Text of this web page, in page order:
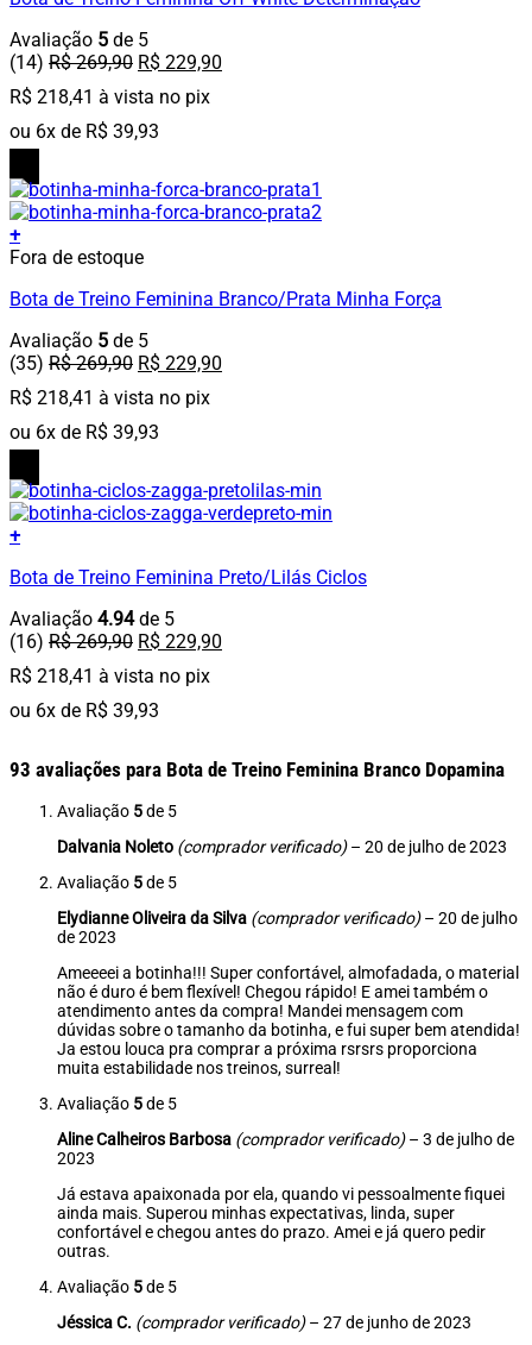
variantes.
As
opções
ser
na
página
do
produto
Avaliação 5 de 5
(14) R$269,90 O
original
era:
R$ 229,90
R$ 218,41 à vista no pix
ou 6x de R$ 39,93
+
Este
tem
variantes.
As
opções
ser
na
página
do
produto
Fora de estoque
Bota de Treino Feminina Branco/Prata Minha Força
Avaliação 5 de 5
(35) R$269,90 O
original
era:
R$ 229,90
R$ 218,41 à vista no pix
ou 6x de R$ 39,93
+
produto
várias
variantes.
As
podem
escolhidas
na
página
produto
Bota de Treino Feminina Preto/Lilás Ciclos
Avaliação 4.94de 5
(16) R$269,90 O
original
era:
R$ 229,90
R$ 218,41 à vista no pix
ou 6x de R$ 39,93
93 avaliações para Bota de Treino Feminina Branco Dopamina
Avaliação 5de 5
Dalvania Noleto (comprador verificado) – 20 de julho de 2023
Avaliação 5de 5
Elydianne Oliveira da Silva (comprador verificado) – 20 de julho
de 2023
Ameeeei a botinha!!! Super confortável, almofadada, o material
não é duro é bem flexível! Chegou rápido! E amei também o
atendimento antes da compra! Mandei mensagem com
dúvidas sobre o tamanho da botinha, e fui super bem atendida!
Ja estou louca pra comprar a próxima rsrsrs proporciona
muita estabilidade nos treinos, surreal!
Avaliação 5de 5
Aline Calheiros Barbosa (comprador verificado) – 3 de julho de
2023
Já estava apaixonada por ela, quando vi pessoalmente fiquei
ainda mais. Superou minhas expectativas, linda, super
confortável e chegou antes do prazo. Amei e já quero pedir
outras.
Avaliação 5de 5
Jéssica C. (comprador verificado) – 27 de junho de 2023